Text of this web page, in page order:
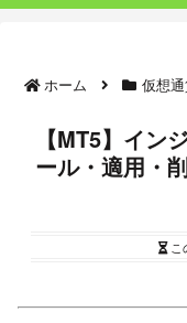
ホーム 仮想
【MT5】イン
ール・適用・
こ